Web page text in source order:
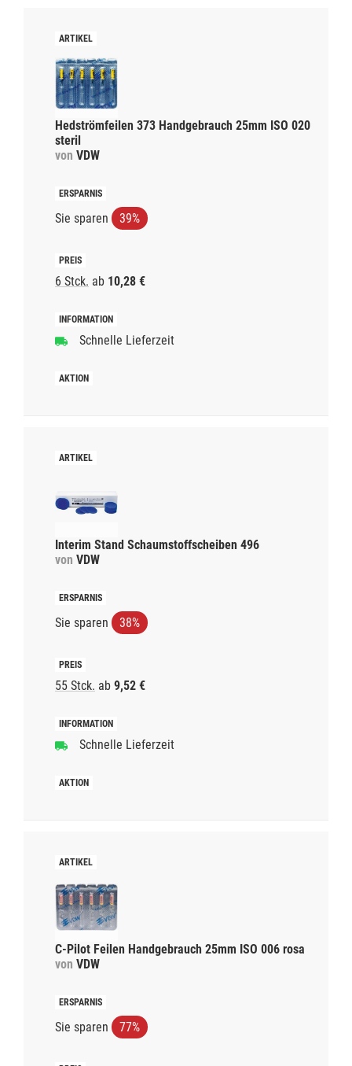
Hedströmfeilen 373 Handgebrauch 25mm ISO 020
steril
von VDW
Sie sparen 39%
6 Stck. ab 10,28 €
Schnelle Lieferzeit
Interim Stand Schaumstoffscheiben 496
von VDW
Sie sparen 38%
55 Stck. ab 9,52 €
Schnelle Lieferzeit
C-Pilot Feilen Handgebrauch 25mm ISO 006 rosa
von VDW
Sie sparen 77%